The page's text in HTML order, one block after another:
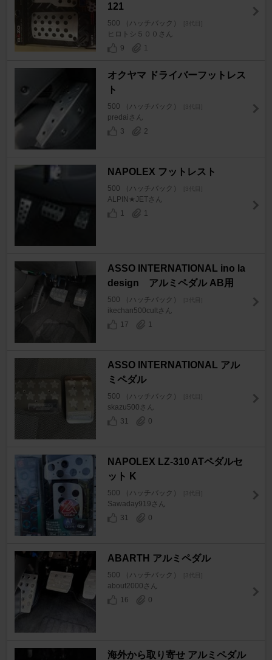
121
500 （ハッチバック） [3代目]
ヒロトシ５００さん
9
1
オクヤマ ドライバーフットレス
ト
500 （ハッチバック） [3代目]
predaiさん
3
2
NAPOLEX フットレスト
500 （ハッチバック） [3代目]
ALPIN★JETさん
1
1
ASSO INTERNATIONAL ino la
design アルミペダル AB用
500 （ハッチバック） [3代目]
ikechan500cultさん
17
1
ASSO INTERNATIONAL アル
ミペダル
500 （ハッチバック） [3代目]
skazu500さん
31
0
NAPOLEX LZ-310 ATペダルセ
ット K
500 （ハッチバック） [3代目]
Sawaday919さん
31
0
ABARTH アルミペダル
500 （ハッチバック） [3代目]
about2000さん
16
0
海外から取り寄せ アルミペダル